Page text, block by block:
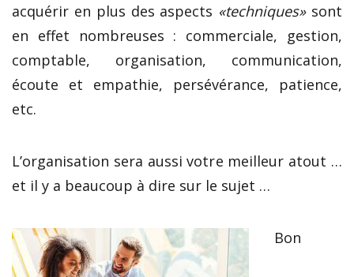
acquérir en plus des aspects «techniques»sont
en effet nombreuses : commerciale, gestion,
comptable, organisation, communication,
écoute et empathie, persévérance, patience,
etc.
L’organisation sera aussi votre meilleur atout …
et il y a beaucoup à dire sur le sujet …
Bon